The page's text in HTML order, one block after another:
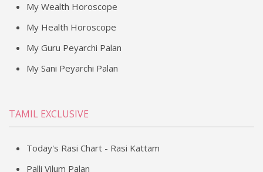
My Wealth Horoscope
My Health Horoscope
My Guru Peyarchi Palan
My Sani Peyarchi Palan
TAMIL EXCLUSIVE
Today's Rasi Chart - Rasi Kattam
Palli Vilum Palan